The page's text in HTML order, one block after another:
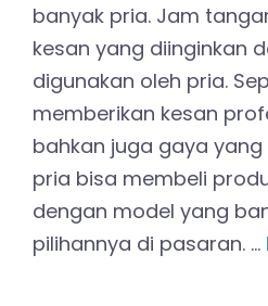
banyak pria. Jam
kesan yang diinginkan
digunakan oleh pria.
memberikan kesan
bahkan juga gaya
pria bisa membeli
dengan model yang
pilihannya di pasaran. …